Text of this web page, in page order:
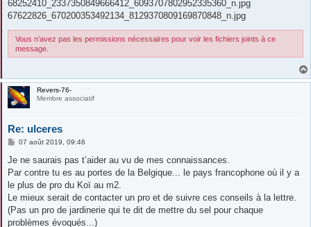
68252410_2337350849666412_6093707802952335360_n.jpg
67622826_670200353492134_8129370809169870848_n.jpg
Vous n’avez pas les permissions nécessaires pour voir les fichiers joints à ce
message.
Revers-76-
Membre associatif
Re: ulceres
M
s
a
g
e
07 août 2019, 09:46
Je ne saurais pas t’aider au vu de mes connaissances.
Par contre tu es au portes de la Belgique... le pays francophone où il y a
le plus de pro du Koï au m2.
Le mieux serait de contacter un pro et de suivre ces conseils à la lettre.
(Pas un pro de jardinerie qui te dit de mettre du sel pour chaque
problèmes évoqués...)